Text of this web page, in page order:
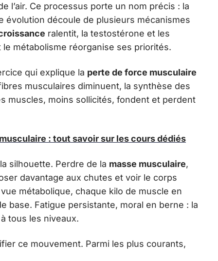
l’air. Ce processus porte un nom précis : la
évolution découle de plusieurs mécanismes
ralentit, la testostérone et les
métabolisme réorganise ses priorités.
qui explique la perte de force musculaire
musculaires diminuent, la synthèse des
muscles, moins sollicités, fondent et perdent
: tout savoir sur les cours dédiés
silhouette. Perdre de la masse musculaire,
davantage aux chutes et voir le corps
métabolique, chaque kilo de muscle en
base. Fatigue persistante, moral en berne : la
tous les niveaux.
ce mouvement. Parmi les plus courants,